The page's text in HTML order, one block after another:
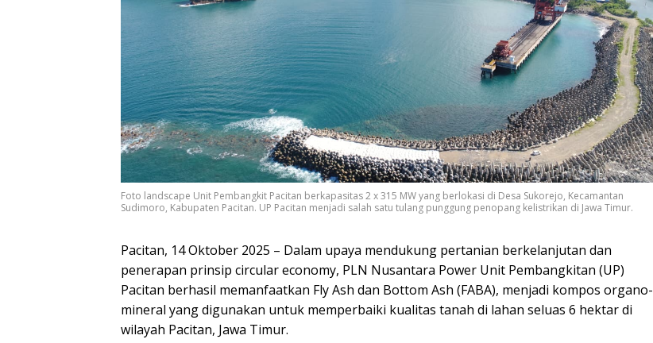
Foto landscape Unit Pembangkit Pacitan berkapasitas 2 x 315 MW yang berlokasi di Desa Sukorejo, Kecamantan
Sudimoro, Kabupaten Pacitan. UP Pacitan menjadi salah satu tulang punggung penopang kelistrikan di Jawa Timur.
Pacitan, 14 Oktober 2025 – Dalam upaya mendukung pertanian berkelanjutan dan
penerapan prinsip circular economy, PLN Nusantara Power Unit Pembangkitan (UP)
Pacitan berhasil memanfaatkan Fly Ash dan Bottom Ash (FABA), menjadi kompos organo-
mineral yang digunakan untuk memperbaiki kualitas tanah di lahan seluas 6 hektar di
wilayah Pacitan, Jawa Timur.